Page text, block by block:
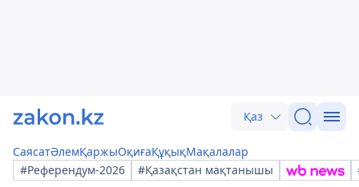
Қаз
СаясатӘлемҚаржыОқиғаҚұқықМақалалар
#Референдум-2026
#Қазақстан мақтанышы